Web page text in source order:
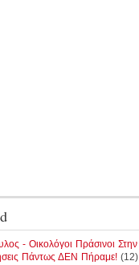
- Οικολόγοι Πράσινοι Στην
Πάντως ΔΕΝ Πήραμε! (12)